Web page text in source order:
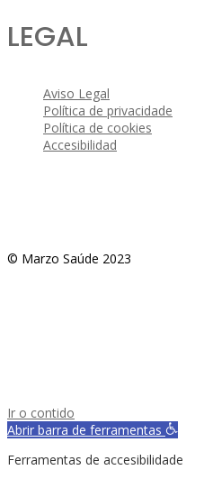
LEGAL
Aviso Legal
Política de privacidade
Política de cookies
Accesibilidad
© Marzo Saúde 2023
Ir o contido
Abrir barra de ferramentas
Ferramentas de accesibilidade